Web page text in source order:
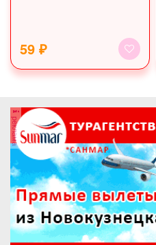
59 ₽
реклама